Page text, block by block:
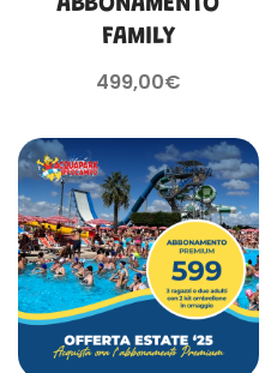
ABBONAMENTO
FAMILY
499,00€